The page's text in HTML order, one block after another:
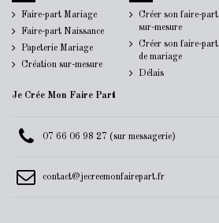
Faire-part Mariage
Faire-part Naissance
Papeterie Mariage
Création sur-mesure
Créer son faire-part
sur-mesure
Créer son faire-part
de mariage
Délais
Je Crée Mon Faire Part
07 66 06 98 27 (sur messagerie)
contact@jecreemonfairepart.fr